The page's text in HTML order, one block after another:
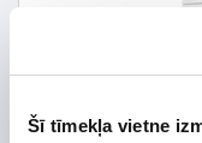
Šī tīmekļa vietne